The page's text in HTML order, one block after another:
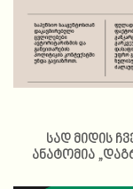
სად მიდის
ანატომია